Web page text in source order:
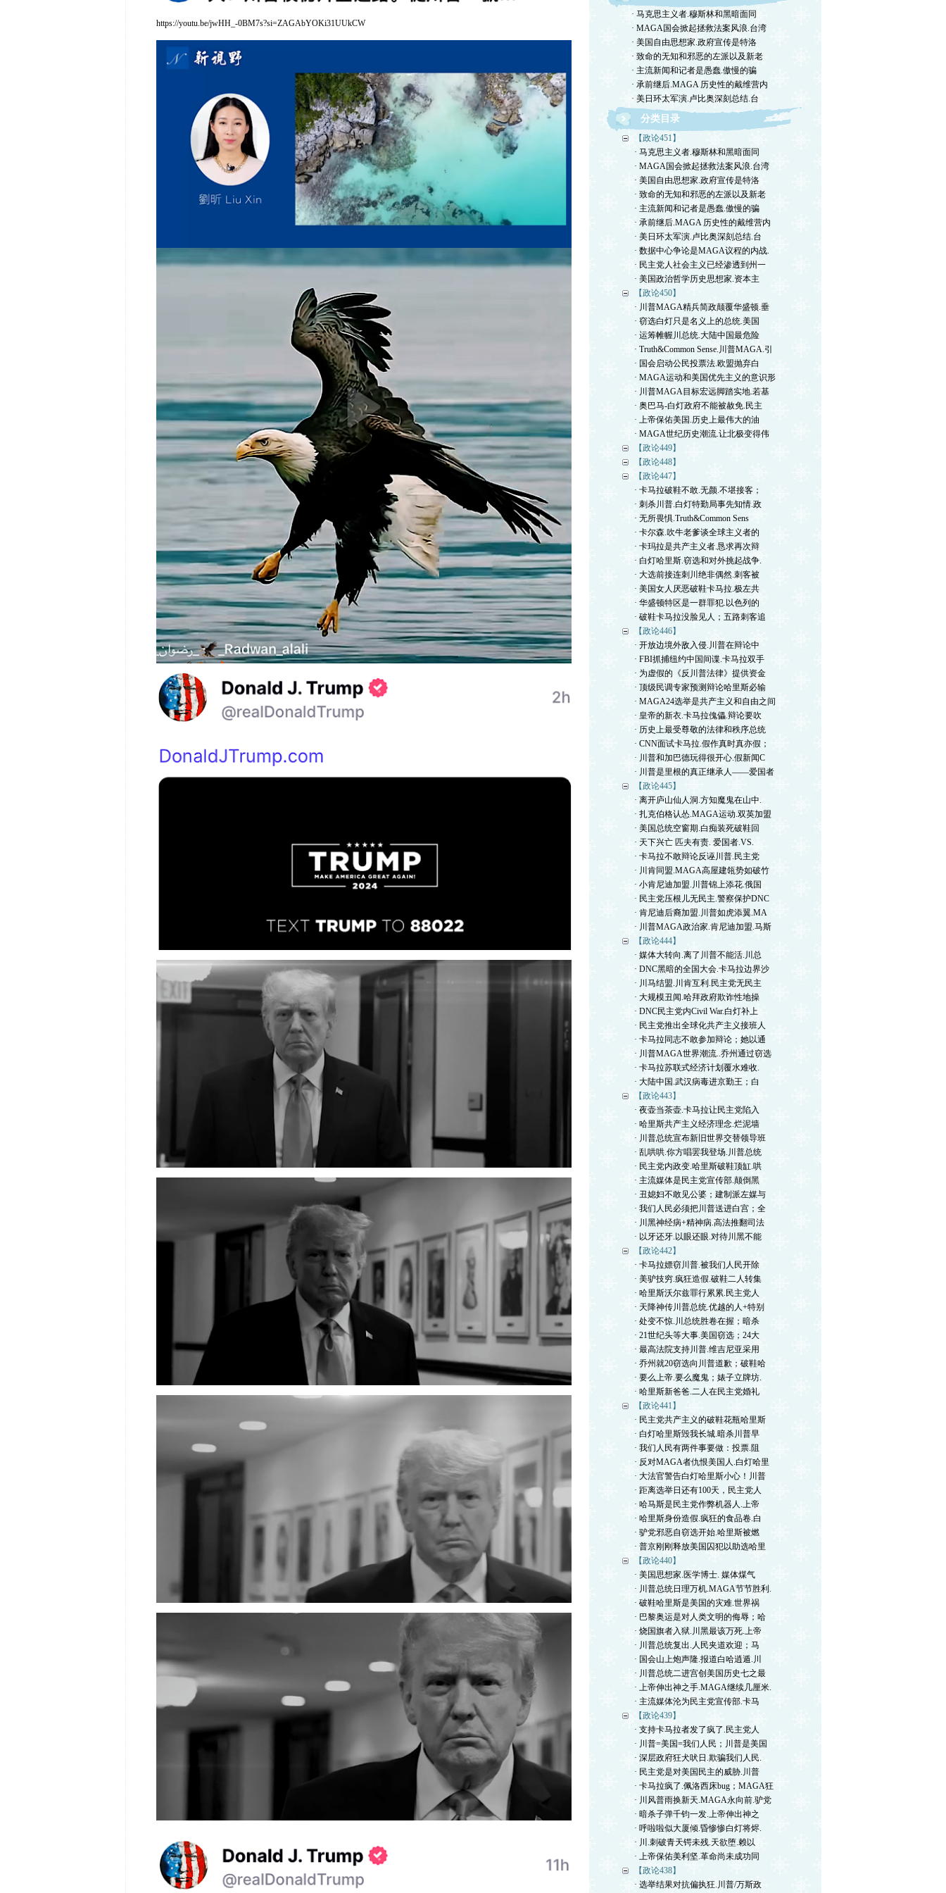
https://youtu.be/jwHH_-0BM7s?si=ZAGAbYOKi31UUkCW
· 马克思主义者.穆斯林和黑暗面同
· MAGA国会掀起拯救法案风浪.台湾
· 美国自由思想家.政府宣传是特洛
· 致命的无知和邪恶的左派以及新老
· 主流新闻和记者是愚蠢.傲慢的骗
· 承前继后.MAGA 历史性的戴维营内
· 美日环太军演.卢比奥深刻总结.台
分类目录
【政论451】
· 马克思主义者.穆斯林和黑暗面同
· MAGA国会掀起拯救法案风浪.台湾
· 美国自由思想家.政府宣传是特洛
· 致命的无知和邪恶的左派以及新老
· 主流新闻和记者是愚蠢.傲慢的骗
· 承前继后.MAGA 历史性的戴维营内
· 美日环太军演.卢比奥深刻总结.台
· 数据中心争论是MAGA议程的内战.
· 民主党人社会主义已经渗透到州一
· 美国政治哲学历史思想家.资本主
【政论450】
· 川普MAGA精兵简政颠覆华盛顿.垂
· 窃选白灯只是名义上的总统.美国
· 运筹帷幄川总统.大陆中国最危险
· Truth&Common Sense.川普MAGA.引
· 国会启动公民投票法.欧盟抛弃白
· MAGA运动和美国优先主义的意识形
· 川普MAGA目标宏远脚踏实地.若基
· 奥巴马-白灯政府不能被赦免.民主
· 上帝保佑美国.历史上最伟大的油
· MAGA世纪历史潮流.让北极变得伟
【政论449】
【政论448】
【政论447】
· 卡马拉破鞋不敢.无颜.不堪接客；
· 刺杀川普.白灯特勤局事先知情.政
· 无所畏惧.Truth&Common Sens
· 卡尔森.吹牛老爹谈全球主义者的
· 卡玛拉是共产主义者.恳求再次辩
· 白灯哈里斯.窃选和对外挑起战争.
· 大选前接连刺川绝非偶然.刺客被
· 美国女人厌恶破鞋卡马拉.极左共
· 华盛顿特区是一群罪犯.以色列的
· 破鞋卡马拉没脸见人；五路刺客追
【政论446】
· 开放边境外敌入侵.川普在辩论中
· FBI抓捕纽约中国间谍.卡马拉双手
· 为虚假的《反川普法律》提供资金
· 顶级民调专家预测辩论哈里斯必输
· MAGA24选举是共产主义和自由之间
· 皇帝的新衣.卡马拉傀儡.辩论要吹
· 历史上最受尊敬的法律和秩序总统
· CNN面试卡马拉.假作真时真亦假；
· 川普和加巴德玩得很开心.假新闻C
· 川普是里根的真正继承人——爱国者
【政论445】
· 离开庐山仙人洞.方知魔鬼在山中.
· 扎克伯格认怂.MAGA运动.双英加盟
· 美国总统空窗期.白痴装死破鞋回
· 天下兴亡 匹夫有责. 爱国者.VS.
· 卡马拉不敢辩论反诬川普.民主党
· 川肯同盟.MAGA高屋建瓴势如破竹
· 小肯尼迪加盟.川普锦上添花.俄国
· 民主党压根儿无民主.警察保护DNC
· 肯尼迪后裔加盟.川普如虎添翼.MA
· 川普MAGA政治家.肯尼迪加盟.马斯
【政论444】
· 媒体大转向.离了川普不能活.川总
· DNC黑暗的全国大会.卡马拉边界沙
· 川马结盟.川肯互利.民主党无民主
· 大规模丑闻.哈拜政府欺诈性地操
· DNC民主党内Civil War.白灯补上
· 民主党推出全球化共产主义接班人
· 卡马拉同志不敢参加辩论；她以通
· 川普MAGA世界潮流..乔州通过窃选
· 卡马拉苏联式经济计划覆水难收.
· 大陆中国.武汉病毒进京勤王；白
【政论443】
· 夜壶当茶壶.卡马拉让民主党陷入
· 哈里斯共产主义经济理念.烂泥墙
· 川普总统宣布新旧世界交替领导班
· 乱哄哄.你方唱罢我登场.川普总统
· 民主党内政变.哈里斯破鞋顶缸.哄
· 主流媒体是民主党宣传部.颠倒黑
· 丑媳妇不敢见公婆；建制派左媒与
· 我们人民必须把川普送进白宫；全
· 川黑神经病+精神病.高法推翻司法
· 以牙还牙.以眼还眼.对待川黑不能
【政论442】
· 卡马拉嫖窃川普.被我们人民开除
· 美驴技穷.疯狂造假.破鞋二人转集
· 哈里斯沃尔兹罪行累累.民主党人
· 天降神传川普总统.优越的人+特别
· 处变不惊.川总统胜卷在握；暗杀
· 21世纪头等大事.美国窃选；24大
· 最高法院支持川普.维吉尼亚采用
· 乔州就20窃选向川普道歉；破鞋哈
· 要么上帝.要么魔鬼；婊子立牌坊.
· 哈里斯新爸爸.二人在民主党婚礼
【政论441】
· 民主党共产主义的破鞋花瓶哈里斯
· 白灯哈里斯毁我长城.暗杀川普早
· 我们人民有两件事要做：投票.阻
· 反对MAGA者仇恨美国人.白灯哈里
· 大法官警告白灯哈里斯小心！川普
· 距离选举日还有100天，民主党人
· 哈马斯是民主党作弊机器人.上帝
· 哈里斯身份造假.疯狂的食品卷.白
· 驴党邪恶自窃选开始.哈里斯被燃
· 普京刚刚释放美国囚犯以助选哈里
【政论440】
· 美国思想家.医学博士. 媒体煤气
· 川普总统日理万机.MAGA节节胜利.
· 破鞋哈里斯是美国的灾难.世界祸
· 巴黎奥运是对人类文明的侮辱；哈
· 烧国旗者入狱.川黑最该万死.上帝
· 川普总统复出.人民夹道欢迎；马
· 国会山上炮声隆.报道白哈逍遁.川
· 川普总统二进宫创美国历史七之最
· 上帝伸出神之手.MAGA继续几厘米.
· 主流媒体沦为民主党宣传部.卡马
【政论439】
· 支持卡马拉者发了疯了.民主党人
· 川普=美国=我们人民；川普是美国
· 深层政府狂犬吠日.欺骗我们人民.
· 民主党是对美国民主的威胁.川普
· 卡马拉疯了.佩洛西床bug；MAGA狂
· 川风普雨换新天.MAGA永向前.驴党
· 暗杀子弹千钧一发.上帝伸出神之
· 呼啦啦似大厦倾.昏惨惨白灯将烬.
· 川.刺破青天锷未残.天欲堕.赖以
· 上帝保佑美利坚.革命尚未成功同
【政论438】
· 选举结果对抗偏执狂.川普/万斯政